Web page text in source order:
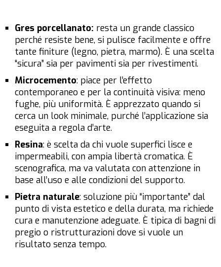
Gres porcellanato: resta un grande classico
perché resiste bene, si pulisce facilmente e offre
tante finiture (legno, pietra, marmo). È una scelta
“sicura” sia per pavimenti sia per rivestimenti.
Microcemento: piace per l’effetto
contemporaneo e per la continuità visiva: meno
fughe, più uniformità. È apprezzato quando si
cerca un look minimale, purché l’applicazione sia
eseguita a regola d’arte.
Resina: è scelta da chi vuole superfici lisce e
impermeabili, con ampia libertà cromatica. È
scenografica, ma va valutata con attenzione in
base all’uso e alle condizioni del supporto.
Pietra naturale: soluzione più “importante” dal
punto di vista estetico e della durata, ma richiede
cura e manutenzione adeguate. È tipica di bagni di
pregio o ristrutturazioni dove si vuole un
risultato senza tempo.